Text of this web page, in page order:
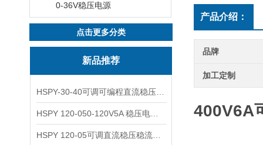
0-36V稳压电源
点击更多分类
新品推荐
产品介绍：
品牌
加工定制
400V6A